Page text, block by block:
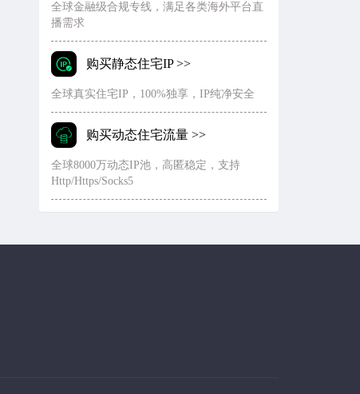
全球金融级合规专线，满足各类海外平台直
播需求
购买静态住宅IP >>
全球真实住宅IP，100%独享，IP纯净安全
购买动态住宅流量 >>
全球8000万动态IP池，高匿稳定，支持
Http/Https/Socks5